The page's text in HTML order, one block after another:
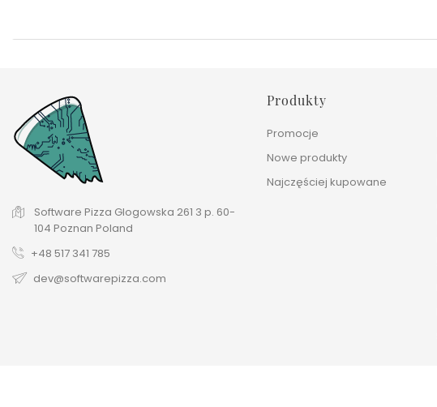
Software Pizza Glogowska 261 3 p. 60-
104 Poznan Poland
+48 517 341 785
dev@softwarepizza.com
Produkty
Promocje
Nowe produkty
Najczęściej kupowane